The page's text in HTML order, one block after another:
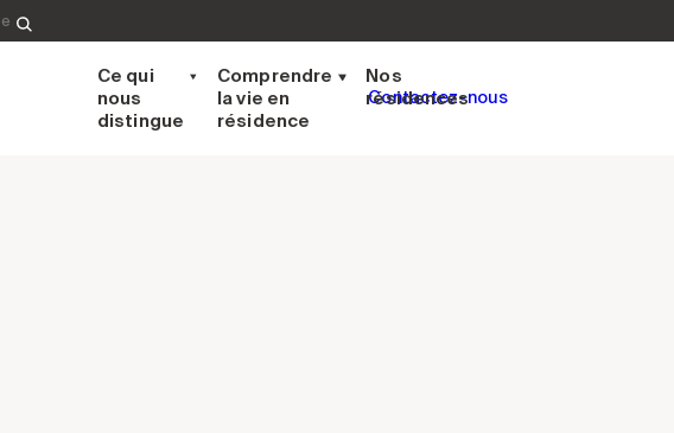
Ce qui
nous
distingue
Comprendre
la vie en
résidence
Nos
résidences
Contactez-nous